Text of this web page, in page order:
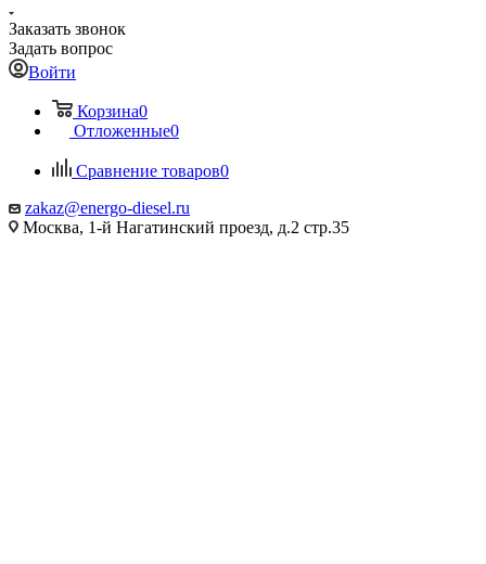
Заказать звонок
Задать вопрос
Войти
Корзина0
Отложенные0
Сравнение товаров0
zakaz@energo-diesel.ru
Москва, 1-й Нагатинский проезд, д.2 стр.35